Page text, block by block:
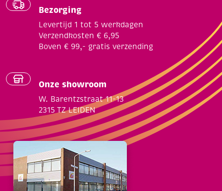
Bezorging
Levertijd 1 tot 5 werkdagen
Verzendkosten € 6,95
Boven € 99,- gratis verzending
Onze showroom
W. Barentzstraat 11-13
2315 TZ LEIDEN